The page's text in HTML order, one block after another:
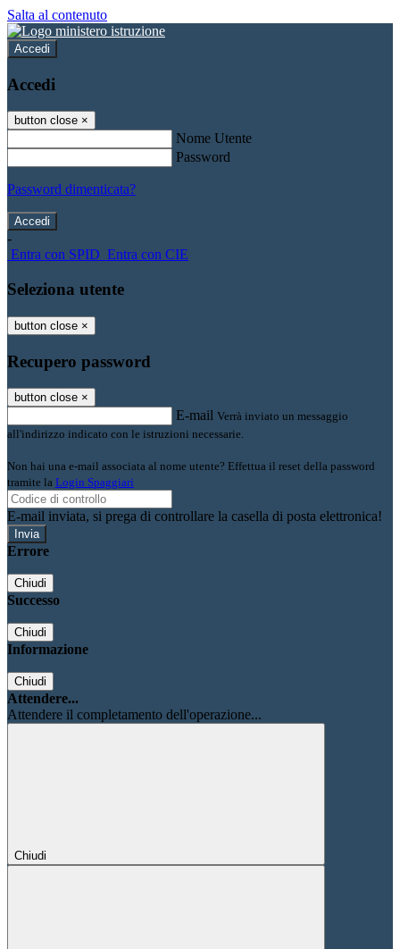
Salta al contenuto
Accedi
Accedi
button close ×
Nome Utente
Password
Password dimenticata?
-
Entra con SPID Entra con CIE
Seleziona utente
button close ×
Recupero password
button close ×
E-mail Verrà inviato un messaggio
all'indirizzo indicato con le istruzioni necessarie.
Non hai una e-mail associata al nome utente? Effettua il reset della password
tramite la Login Spaggiari
E-mail inviata, si prega di controllare la casella di posta elettronica!
Errore
Chiudi
Successo
Chiudi
Informazione
Chiudi
Attendere...
Attendere il completamento dell'operazione...
Chiudi